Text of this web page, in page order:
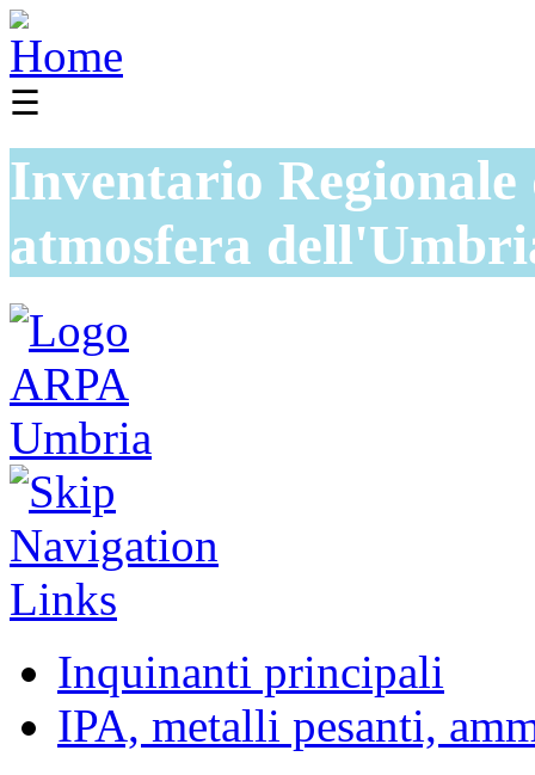
☰
Inventario
atmosfera
Inquinanti principali
IPA, metalli pesanti,